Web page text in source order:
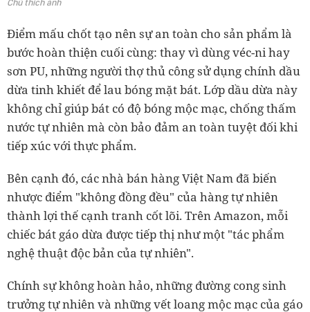
Chú thích ảnh
Điểm mấu chốt tạo nên sự an toàn cho sản phẩm là
bước hoàn thiện cuối cùng: thay vì dùng véc-ni hay
sơn PU, những người thợ thủ công sử dụng chính dầu
dừa tinh khiết để lau bóng mặt bát. Lớp dầu dừa này
không chỉ giúp bát có độ bóng mộc mạc, chống thấm
nước tự nhiên mà còn bảo đảm an toàn tuyệt đối khi
tiếp xúc với thực phẩm.
Bên cạnh đó, các nhà bán hàng Việt Nam đã biến
nhược điểm "không đồng đều" của hàng tự nhiên
thành lợi thế cạnh tranh cốt lõi. Trên Amazon, mỗi
chiếc bát gáo dừa được tiếp thị như một "tác phẩm
nghệ thuật độc bản của tự nhiên".
Chính sự không hoàn hảo, những đường cong sinh
trưởng tự nhiên và những vết loang mộc mạc của gáo